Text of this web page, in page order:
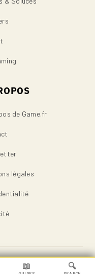
de Game.fr
légales
réservés.
📖 🔍